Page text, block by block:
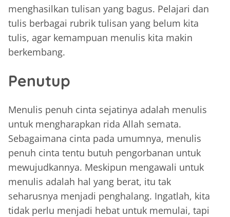
menghasilkan tulisan yang bagus. Pelajari dan
tulis berbagai rubrik tulisan yang belum kita
tulis, agar kemampuan menulis kita makin
berkembang.
Penutup
Menulis penuh cinta sejatinya adalah menulis
untuk mengharapkan rida Allah semata.
Sebagaimana cinta pada umumnya, menulis
penuh cinta tentu butuh pengorbanan untuk
mewujudkannya. Meskipun mengawali untuk
menulis adalah hal yang berat, itu tak
seharusnya menjadi penghalang. Ingatlah, kita
tidak perlu menjadi hebat untuk memulai, tapi